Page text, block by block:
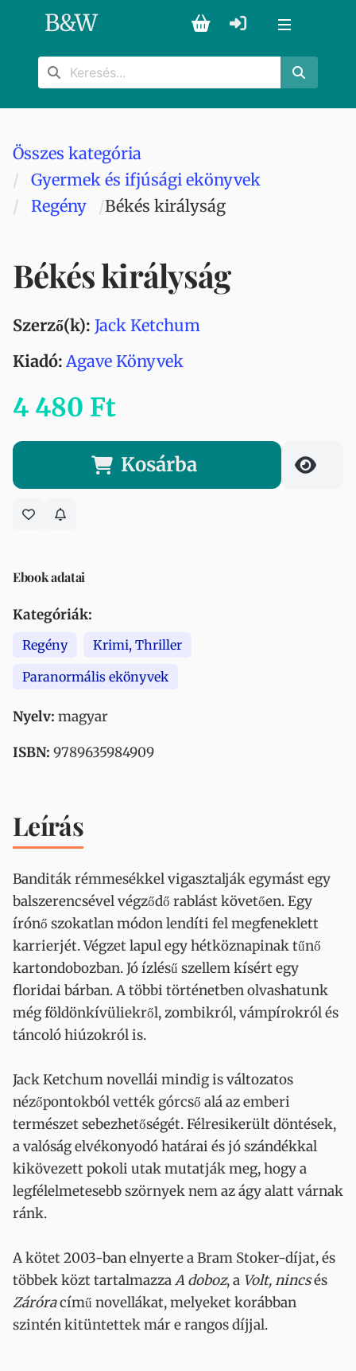
B&W
Összes kategória
Gyermek és ifjúsági ekönyvek
Regény
Békés királyság
Békés királyság
Szerző(k): Jack Ketchum
Kiadó: Agave Könyvek
4 480 Ft
Kosárba
Ebook adatai
Kategóriák:
Regény
Krimi, Thriller
Paranormális ekönyvek
Nyelv: magyar
ISBN: 9789635984909
Leírás
Banditák rémmesékkel vigasztalják egymást egy
balszerencsével végződő rablást követően. Egy
írónő szokatlan módon lendíti fel megfeneklett
karrierjét. Végzet lapul egy hétköznapinak tűnő
kartondobozban. Jó ízlésű szellem kísért egy
floridai bárban. A többi történetben olvashatunk
még földönkívüliekről, zombikról, vámpírokról és
táncoló hiúzokról is.
Jack Ketchum novellái mindig is változatos
nézőpontokból vették górcső alá az emberi
természet sebezhetőségét. Félresikerült döntések,
a valóság elvékonyodó határai és jó szándékkal
kikövezett pokoli utak mutatják meg, hogy a
legfélelmetesebb szörnyek nem az ágy alatt várnak
ránk.
A kötet 2003-ban elnyerte a Bram Stoker-díjat, és
többek közt tartalmazzaA doboz, a Volt, nincsés
Záróracímű novellákat, melyeket korábban
szintén kitüntettek már e rangos díjjal.